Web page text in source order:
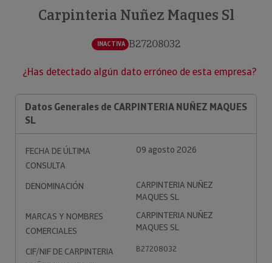
Carpinteria Nuñez Maques Sl
INACTIVA B27208032
¿Has detectado algún dato erróneo de esta empresa?
Datos Generales de CARPINTERIA NUÑEZ MAQUES
SL
FECHA DE ÚLTIMA
CONSULTA
09 agosto 2026
DENOMINACIÓN
CARPINTERIA NUÑEZ
MAQUES SL
MARCAS Y NOMBRES
COMERCIALES
CARPINTERIA NUÑEZ
MAQUES SL
CIF/NIF DE CARPINTERIA
B27208032